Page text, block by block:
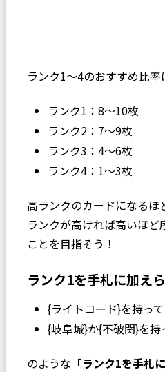
ランク1〜4のおすすめ比率
ランク1：8〜10枚
ランク2：7〜9枚
ランク3：4〜6枚
ランク4：1〜3枚
高ランクのカードになるほ
ランクが高ければ高いほ
ことを目指そう！
ランク1を手札に加え
{ライトコード}を持っ
{岐阜城}か{不破関}を
のような「ランク1を手札